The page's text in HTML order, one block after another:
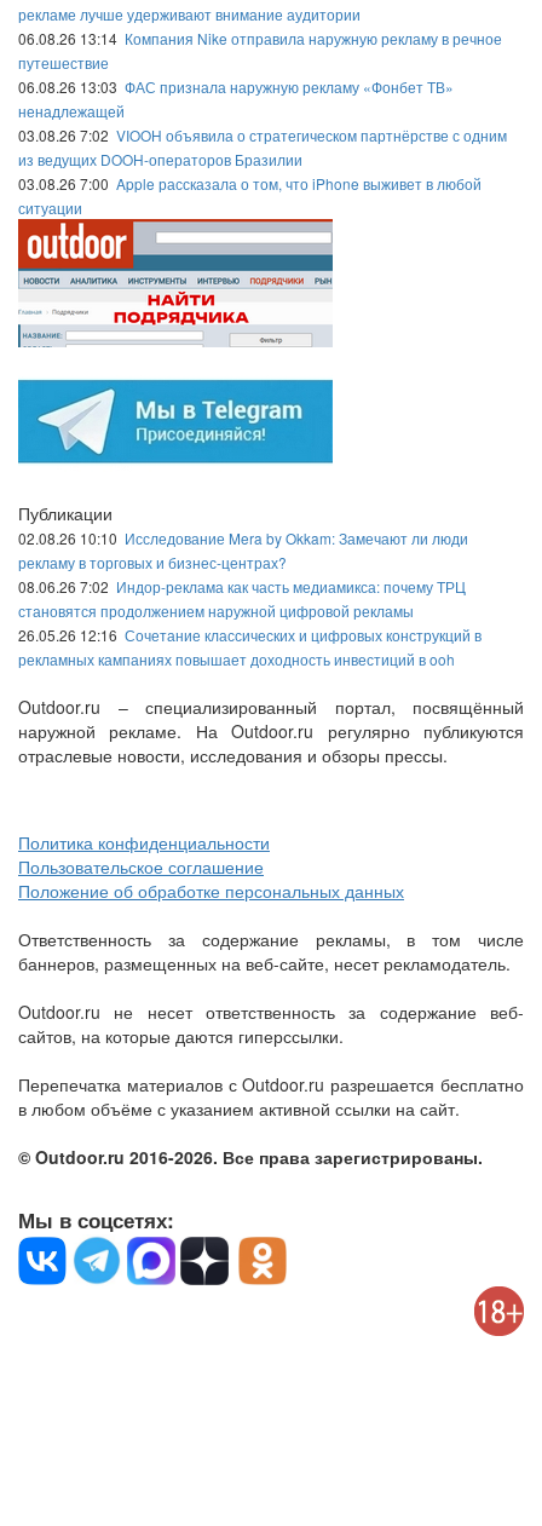
рекламе лучше удерживают внимание аудитории
06.08.26 13:14 Компания Nike отправила наружную рекламу в речное
путешествие
06.08.26 13:03 ФАС признала наружную рекламу «Фонбет ТВ»
ненадлежащей
03.08.26 7:02 VIOOH объявила о стратегическом партнёрстве с одним
из ведущих DOOH-операторов Бразилии
03.08.26 7:00 Apple рассказала о том, что iPhone выживет в любой
ситуации
Публикации
02.08.26 10:10 Исследование Mera by Okkam: Замечают ли люди
рекламу в торговых и бизнес-центрах?
08.06.26 7:02 Индор-реклама как часть медиамикса: почему ТРЦ
становятся продолжением наружной цифровой рекламы
26.05.26 12:16 Сочетание классических и цифровых конструкций в
рекламных кампаниях повышает доходность инвестиций в ooh
Outdoor.ru – специализированный портал, посвящённый
наружной рекламе. На Outdoor.ru регулярно публикуются
отраслевые новости, исследования и обзоры прессы.
Политика конфиденциальности
Пользовательское соглашение
Положение об обработке персональных данных
Ответственность за содержание рекламы, в том числе
баннеров, размещенных на веб-сайте, несет рекламодатель.
Outdoor.ru не несет ответственность за содержание веб-
сайтов, на которые даются гиперссылки.
Перепечатка материалов с Outdoor.ru разрешается бесплатно
в любом объёме с указанием активной ссылки на сайт.
© Outdoor.ru 2016-2026. Все права зарегистрированы.
Мы в соцсетях: